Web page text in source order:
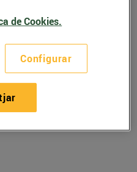
salsa
de Cookies.
Configurar